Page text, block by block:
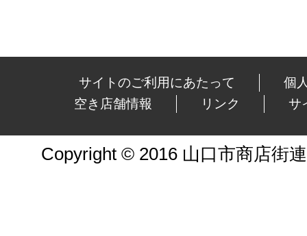
サイトのご利用にあたって
個
空き店舗情報
リンク サ
Copyright © 2016 山口市商店街